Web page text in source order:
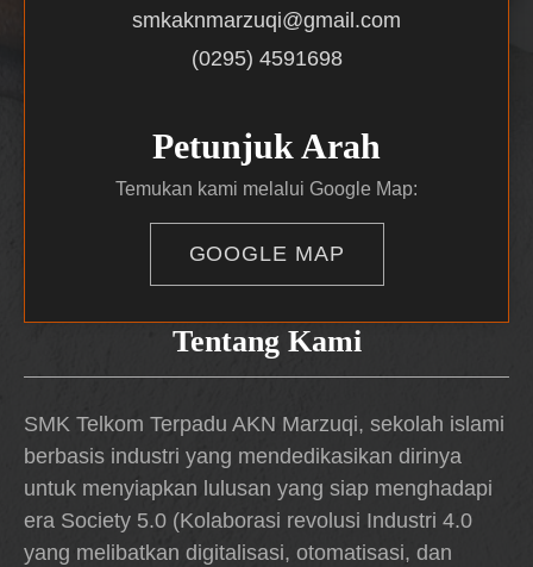
Tentang Kami
SMK Telkom Terpadu AKN Marzuqi, sekolah islami
berbasis industri yang mendedikasikan dirinya
untuk menyiapkan lulusan yang siap menghadapi
era Society 5.0 (Kolaborasi revolusi Industri 4.0
yang melibatkan digitalisasi, otomatisasi, dan
smkaknmarzuqi@gmail.com
(0295) 4591698
Petunjuk Arah
Temukan kami melalui Google Map:
GOOGLE MAP